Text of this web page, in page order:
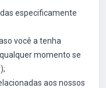
especificamente
você a tenha
momento se
aos nossos